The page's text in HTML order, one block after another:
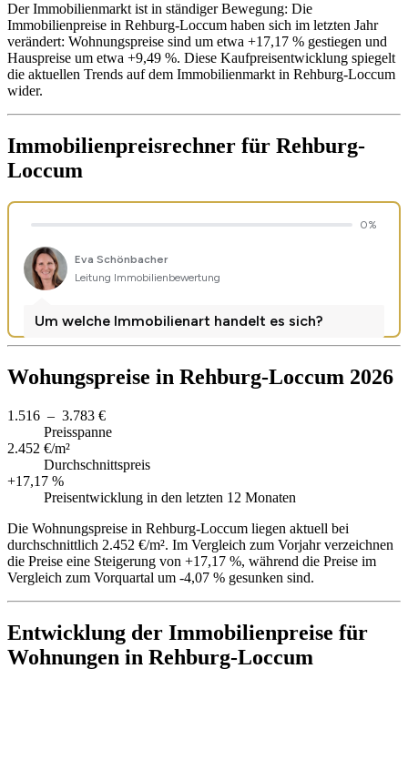
Der Immobilienmarkt ist in ständiger Bewegung: Die
Immobilienpreise in Rehburg-Loccum haben sich im letzten Jahr
verändert: Wohnungspreise sind um etwa +17,17 % gestiegen und
Hauspreise um etwa +9,49 %. Diese Kaufpreisentwicklung spiegelt
die aktuellen Trends auf dem Immobilienmarkt in Rehburg-Loccum
wider.
Immobilienpreisrechner für Rehburg-
Loccum
Wohungspreise in Rehburg-Loccum 2026
1.516 – 3.783 €
Preisspanne
2.452 €/m²
Durchschnittspreis
+17,17 %
Preisentwicklung in den letzten 12 Monaten
Die Wohnungspreise in Rehburg-Loccum liegen aktuell bei
durchschnittlich 2.452 €/m². Im Vergleich zum Vorjahr verzeichnen
die Preise eine Steigerung von +17,17 %, während die Preise im
Vergleich zum Vorquartal um -4,07 % gesunken sind.
Entwicklung der Immobilienpreise für
Wohnungen in Rehburg-Loccum